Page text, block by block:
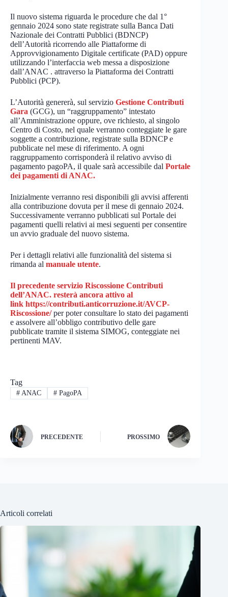
Il nuovo sistema riguarda le procedure che dal 1°
gennaio 2024 sono state registrate sulla Banca Dati
Nazionale dei Contratti Pubblici (BDNCP)
dell’Autorità ricorrendo alle Piattaforme di
Approvvigionamento Digitale certificate (PAD) oppure
utilizzando l’interfaccia web messa a disposizione
dall’ANAC . attraverso la Piattaforma dei Contratti
Pubblici (PCP).
L’Autorità genererà, sul servizio Gestione Contributi
Gara (GCG), un “raggruppamento” intestato
all’Amministrazione oppure, ove richiesto, al singolo
Centro di Costo, nel quale verranno conteggiate le gare
soggette a contribuzione, registrate sulla BDNCP e
pubblicate nel mese di riferimento. A ogni
raggruppamento corrisponderà il relativo avviso di
pagamento pagoPA, il quale sarà accessibile dal Portale
dei pagamenti di ANAC.
Inizialmente verranno resi disponibili gli avvisi afferenti
alla contribuzione dovuta per il mese di gennaio 2024.
Successivamente verranno pubblicati sul Portale dei
pagamenti quelli relativi ai mesi seguenti per consentire
un avvio graduale del nuovo sistema.
Per i dettagli relativi alle funzionalità del sistema si
rimanda al manuale utente.
Il precedente servizio Riscossione Contributi
dell’ANAC. resterà ancora attivo al
link https://contributi.anticorruzione.it/AVCP-
Riscossione/per poter consultare lo stato dei pagamenti
e assolvere all’obbligo contributivo delle gare
pubblicate tramite il sistema SIMOG, conteggiate nei
pertinenti MAV.
Tag
#ANAC #PagoPA
PRECEDENTE PROSSIMO
Articoli correlati